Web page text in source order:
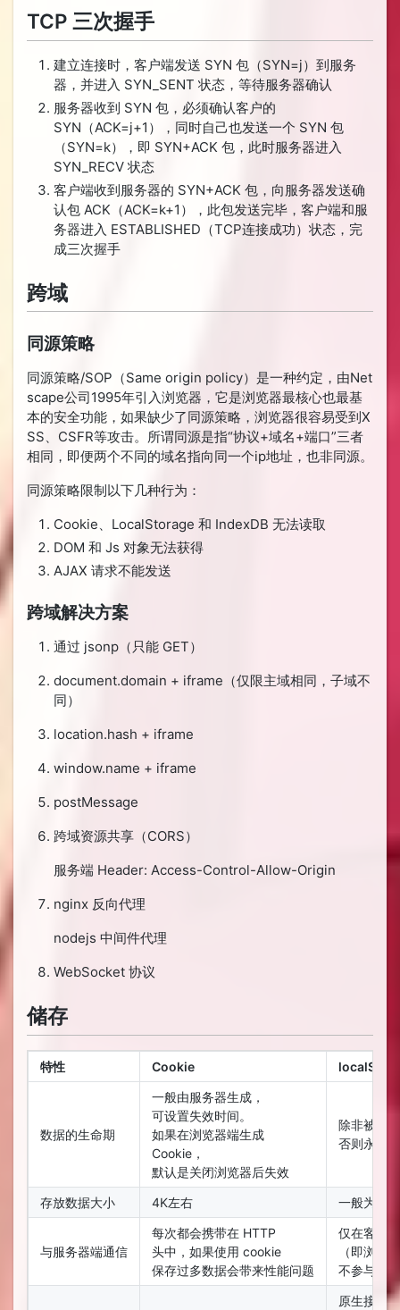
TCP 三次握手
建立连接时，客户端发送 SYN 包（SYN=j）到服务
器，并进入 SYN_SENT 状态，等待服务器确认
服务器收到 SYN 包，必须确认客户的
SYN（ACK=j+1），同时自己也发送一个 SYN 包
（SYN=k），即 SYN+ACK 包，此时服务器进入
SYN_RECV 状态
客户端收到服务器的 SYN+ACK 包，向服务器发送确
认包 ACK（ACK=k+1），此包发送完毕，客户端和服
务器进入 ESTABLISHED（TCP连接成功）状态，完
成三次握手
跨域
同源策略
同源策略/SOP（Same origin policy）是一种约定，由Net
scape公司1995年引入浏览器，它是浏览器最核心也最基
本的安全功能，如果缺少了同源策略，浏览器很容易受到X
SS、CSFR等攻击。所谓同源是指“协议+域名+端口”三者
相同，即便两个不同的域名指向同一个ip地址，也非同源。
同源策略限制以下几种行为：
Cookie、LocalStorage 和 IndexDB 无法读取
DOM 和 Js 对象无法获得
AJAX 请求不能发送
跨域解决方案
通过 jsonp（只能 GET）
document.domain + iframe（仅限主域相同，子域不
同）
location.hash + iframe
window.name + iframe
postMessage
跨域资源共享（CORS）
服务端 Header: Access-Control-Allow-Origin
nginx 反向代理
nodejs 中间件代理
WebSocket 协议
储存
特性 Cookie
数据的生命期
一般由服务器生成，
可设置失效时间。
如果在浏览器端生成
Cookie，
默认是关闭浏览器后失效
除非被清
否则永久
存放数据大小 4K左右 一般为
与服务器端通信
每次都会携带在 HTTP
头中，如果使用 cookie
保存过多数据会带来性能问题
仅在客户端
（即浏览
不参与和
原生接口